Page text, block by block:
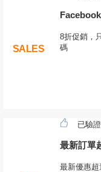
SALES
8折促銷，
碼
已驗證
最新訂單
最新優惠